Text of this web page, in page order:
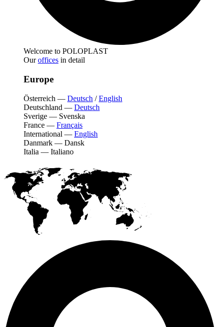
Welcome to POLOPLAST
Ouroffices in detail
Europe
Österreich — Deutsch /English
Deutschland — Deutsch
Sverige — Svenska
France — Français
International — English
Danmark — Dansk
Italia — Italiano